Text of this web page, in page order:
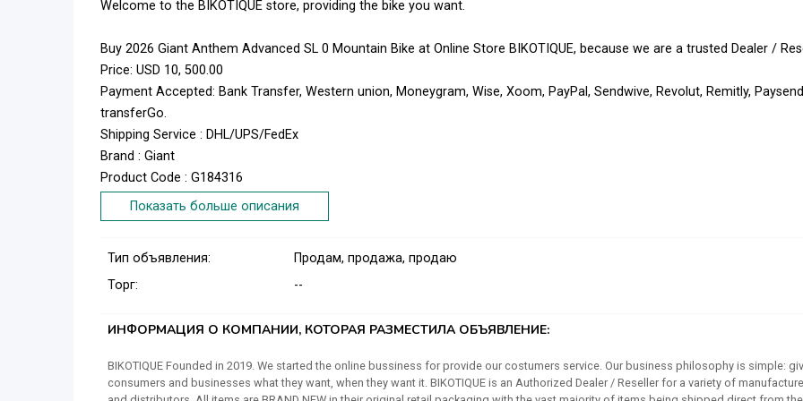
Welcome to the BIKOTIQUE store, providing the bike you want.
Buy 2026 Giant Anthem Advanced SL 0 Mountain Bike at Online Store BIKOTIQUE, because we are a trusted Dealer /
Price: USD 10, 500.00
Payment Accepted: Bank Transfer, Western union, Moneygram, Wise, Xoom, PayPal, Sendwive, Revolut, Remitly,
transferGo.
Shipping Service : DHL/UPS/FedEx
Brand : Giant
Product Code : G184316
CONTACT INFO
Whatsapp : ( 62) 823 3934 1896
Order now via email : sales@bikotique.com
Показать больше описания
Тип объявления:
Продам, продажа, продаю
Торг:
--
ИНФОРМАЦИЯ О КОМПАНИИ, КОТОРАЯ РАЗМЕСТИЛА ОБЪЯВЛЕНИЕ:
BIKOTIQUE Founded in 2019. We started the online bussiness for provide our costumers service. Our business philosophy is simple:
consumers and businesses what they want, when they want it. BIKOTIQUE is an Authorized Dealer / Reseller for a variety of